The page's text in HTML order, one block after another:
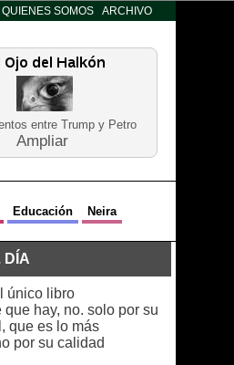
QUIENES SOMOS ARCHIVO
entre Trump y Petro
Ampliar
Educación Neira
DÍA
único libro
hay, no. solo por su
que es lo más
por su calidad